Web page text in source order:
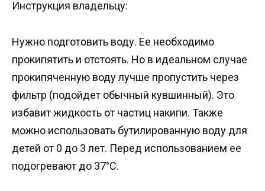
Инструкция владельцу:
Нужно подготовить воду. Ее необходимо
прокипятить и отстоять. Но в идеальном случае
прокипяченную воду лучше пропустить через
фильтр (подойдет обычный кувшинный). Это
избавит жидкость от частиц накипи. Также
можно использовать бутилированную воду для
детей от 0 до 3 лет. Перед использованием ее
подогревают до 37°С.